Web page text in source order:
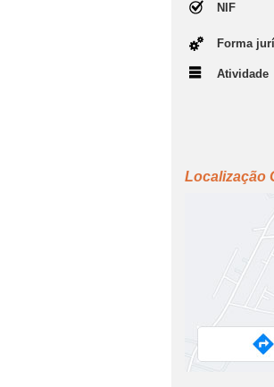
NIF
Forma
Atividade
Localização